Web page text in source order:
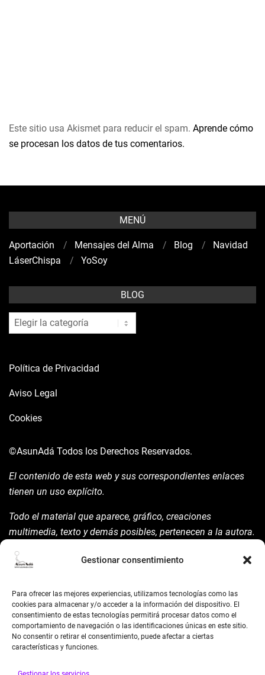
Gestionar consentimiento
Para ofrecer las mejores experiencias, utilizamos tecnologías como las
cookies para almacenar y/o acceder a la información del dispositivo. El
consentimiento de estas tecnologías permitirá procesar datos como el
comportamiento de navegación o las identificaciones únicas en este sitio.
No consentir o retirar el consentimiento, puede afectar a ciertas
características y funciones.
Este sitio usa Akismet para reducir el spam. Aprende cómo
se procesan los datos de tus comentarios.
MENÚ
Aportación Mensajes del Alma Blog
Navidad
LáserChispa
YoSoy
BLOG
blog
Política de Privacidad
Aviso Legal
Cookies
©AsunAdá Todos los Derechos Reservados.
El contenido de esta web y sus correspondientes enlaces
tienen un uso explícito.
Todo el material que aparece, gráfico, creaciones
multimedia, texto y demás posibles, pertenecen a la autora.
la mism para ello.
Siempre habrá de nombrarla y reconocer pues su autoría
©AsunAdá ​Gracias.